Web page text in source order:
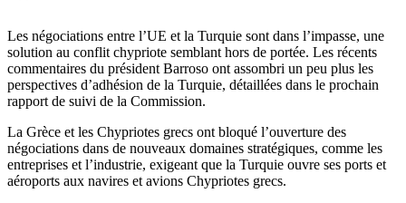
Les négociations entre l’UE et la Turquie sont dans l’impasse, une
solution au conflit chypriote semblant hors de portée. Les récents
commentaires du président Barroso ont assombri un peu plus les
perspectives d’adhésion de la Turquie, détaillées dans le prochain
rapport de suivi de la Commission.
La Grèce et les Chypriotes grecs ont bloqué l’ouverture des
négociations dans de nouveaux domaines stratégiques, comme les
entreprises et l’industrie, exigeant que la Turquie ouvre ses ports et
aéroports aux navires et avions Chypriotes grecs.